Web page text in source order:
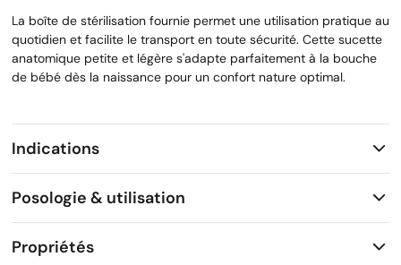
La boîte de stérilisation fournie permet une utilisation pratique au
quotidien et facilite le transport en toute sécurité. Cette sucette
anatomique petite et légère s'adapte parfaitement à la bouche
de bébé dès la naissance pour un confort nature optimal.
Indications
Posologie & utilisation
Propriétés